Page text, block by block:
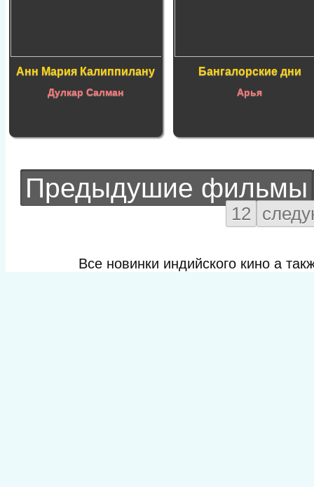
Анн Мария Калиппилану
Дулкар Салман
Бангалорские дни
Арья
Предыдушие фильмы
12
Все новинки индийского кино а